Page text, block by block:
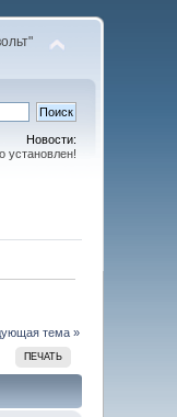
Новости:
установлен!
тема »
ПЕЧАТЬ